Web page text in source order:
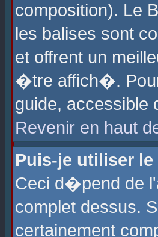
composition). Le
les balises sont
et offrent un
�tre affich�.
guide, accessible
Revenir en haut
Puis-je utiliser le
Ceci d�pend de
complet dessus.
certainement